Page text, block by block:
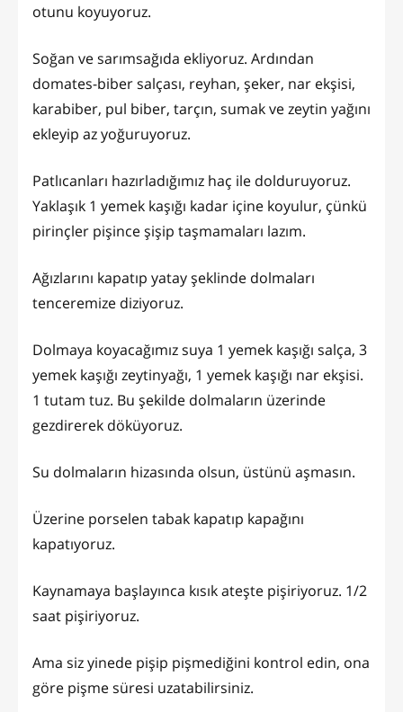
otunu koyuyoruz.
Soğan ve sarımsağıda ekliyoruz. Ardından
domates-biber salçası, reyhan, şeker, nar ekşisi,
karabiber, pul biber, tarçın, sumak ve zeytin yağını
ekleyip az yoğuruyoruz.
Patlıcanları hazırladığımız haç ile dolduruyoruz.
Yaklaşık 1 yemek kaşığı kadar içine koyulur, çünkü
pirinçler pişince şişip taşmamaları lazım.
Ağızlarını kapatıp yatay şeklinde dolmaları
tenceremize diziyoruz.
Dolmaya koyacağımız suya 1 yemek kaşığı salça, 3
yemek kaşığı zeytinyağı, 1 yemek kaşığı nar ekşisi.
1 tutam tuz. Bu şekilde dolmaların üzerinde
gezdirerek döküyoruz.
Su dolmaların hizasında olsun, üstünü aşmasın.
Üzerine porselen tabak kapatıp kapağını
kapatıyoruz.
Kaynamaya başlayınca kısık ateşte pişiriyoruz. 1/2
saat pişiriyoruz.
Ama siz yinede pişip pişmediğini kontrol edin, ona
göre pişme süresi uzatabilirsiniz.